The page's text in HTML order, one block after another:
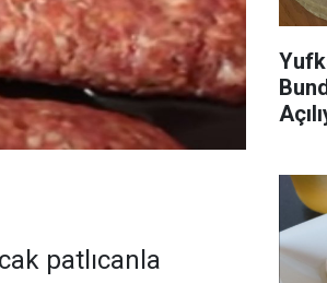
patlıcanla